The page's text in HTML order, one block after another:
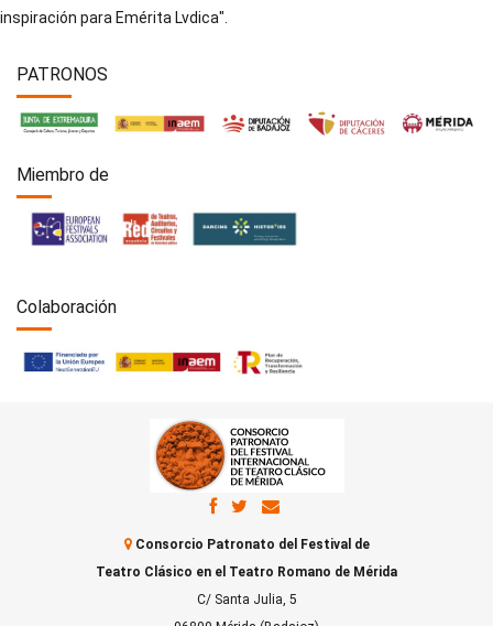
inspiración para Emérita Lvdica".
PATRONOS
Miembro de
Colaboración
Consorcio Patronato del Festival de
Teatro Clásico en el Teatro Romano de Mérida
C/ Santa Julia, 5